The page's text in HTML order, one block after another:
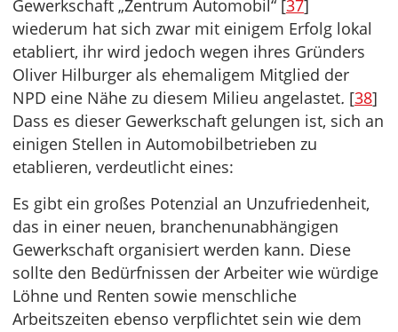
Gewerkschaft „Zentrum Automobil“ [37]
wiederum hat sich zwar mit einigem Erfolg lokal
etabliert, ihr wird jedoch wegen ihres Gründers
Oliver Hilburger als ehemaligem Mitglied der
NPD eine Nähe zu diesem Milieu angelastet. [38]
Dass es dieser Gewerkschaft gelungen ist, sich an
einigen Stellen in Automobilbetrieben zu
etablieren, verdeutlicht eines:
Es gibt ein großes Potenzial an Unzufriedenheit,
das in einer neuen, branchenunabhängigen
Gewerkschaft organisiert werden kann. Diese
sollte den Bedürfnissen der Arbeiter wie würdige
Löhne und Renten sowie menschliche
Arbeitszeiten ebenso verpflichtet sein wie dem